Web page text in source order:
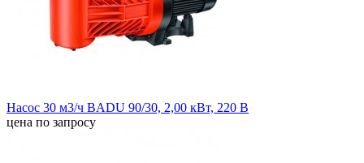
Насос 30 м3/ч BADU 90/30, 2,00 кВт, 220 В
цена по запросу